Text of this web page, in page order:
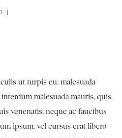
ut turpis eu, malesuada
malesuada mauris, quis
venenatis, neque ac faucibus
ipsum, vel cursus erat libero